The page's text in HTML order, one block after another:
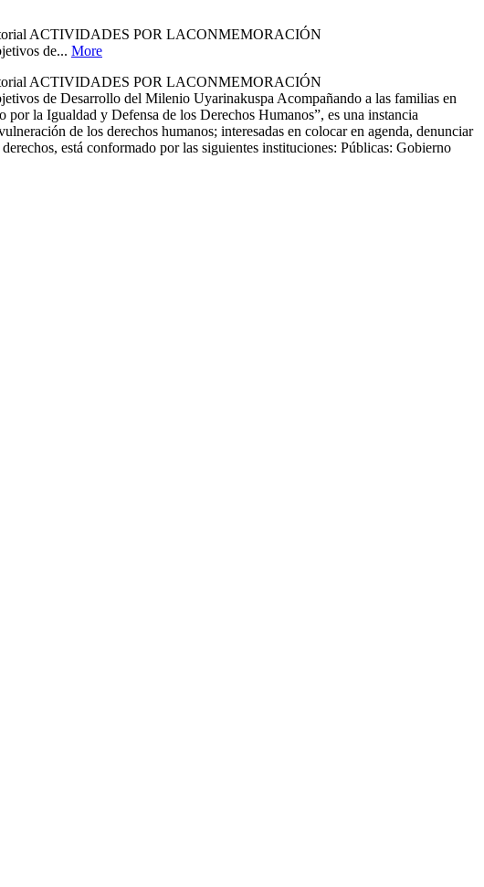
ACTIVIDADES POR LACONMEMORACIÓN
de... More
ACTIVIDADES POR LACONMEMORACIÓN
de Desarrollo del Milenio Uyarinakuspa Acompañando a las familias en
la Igualdad y Defensa de los Derechos Humanos”, es una instancia
de los derechos humanos; interesadas en colocar en agenda, denunciar
está conformado por las siguientes instituciones: Públicas: Gobierno